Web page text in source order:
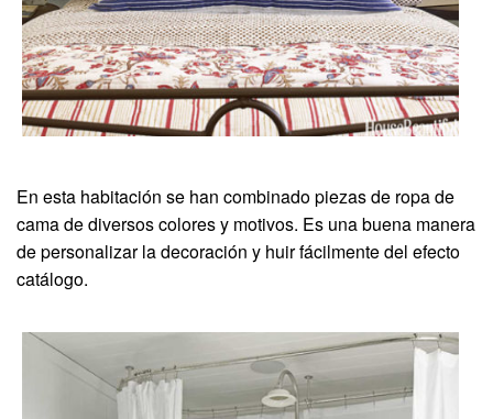
En esta habitación se han combinado piezas de ropa de
cama de diversos colores y motivos. Es una buena manera
de personalizar la decoración y huir fácilmente del efecto
catálogo.